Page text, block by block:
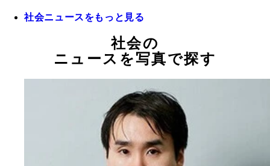
社会ニュースをもっと見る
社会の
ニュースを写真で探す